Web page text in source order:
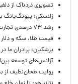
تصویری دردناک از
زلنسکی: پیونگ‌یانگ
رشد ۷۳ درصدی تجارت ایران و ترکیه در سایه محاصره دریایی
قیمت طلا، سکه و دلار امروز
پزشکیان: برادران ما
آژانس‌های توسعه
روایت طحان‌نظیف از